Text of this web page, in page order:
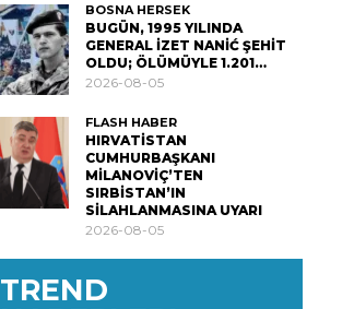
BOSNA HERSEK
BUGÜN, 1995 YILINDA
GENERAL İZET NANİĆ ŞEHİT
OLDU; ÖLÜMÜYLE 1.201…
2026-08-05
FLASH HABER
HIRVATİSTAN
CUMHURBAŞKANI
MİLANOVİÇ’TEN
SIRBİSTAN’IN
SİLAHLANMASINA UYARI
2026-08-05
TREND